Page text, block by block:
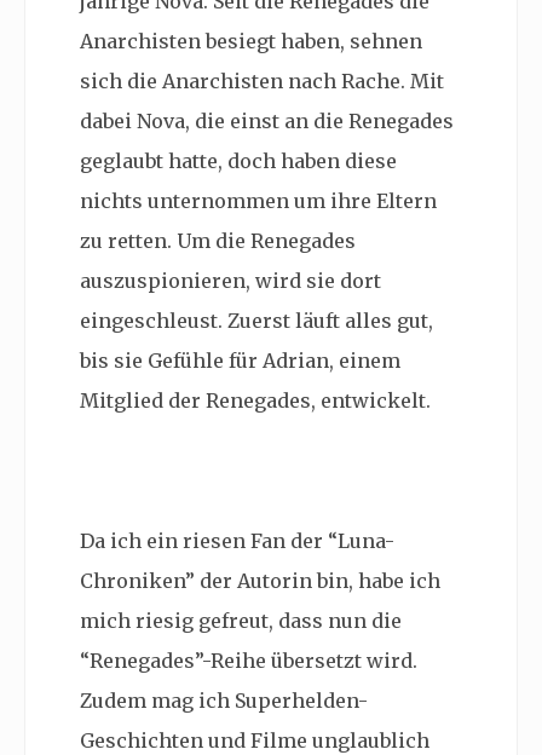
Anarchisten besiegt haben, sehnen
sich die Anarchisten nach Rache. Mit
dabei Nova, die einst an die Renegades
geglaubt hatte, doch haben diese
nichts unternommen um ihre Eltern
zu retten. Um die Renegades
auszuspionieren, wird sie dort
eingeschleust. Zuerst läuft alles gut,
bis sie Gefühle für Adrian, einem
Mitglied der Renegades, entwickelt.
Da ich ein riesen Fan der “Luna-
Chroniken” der Autorin bin, habe ich
mich riesig gefreut, dass nun die
“Renegades”-Reihe übersetzt wird.
Zudem mag ich Superhelden-
Geschichten und Filme unglaublich